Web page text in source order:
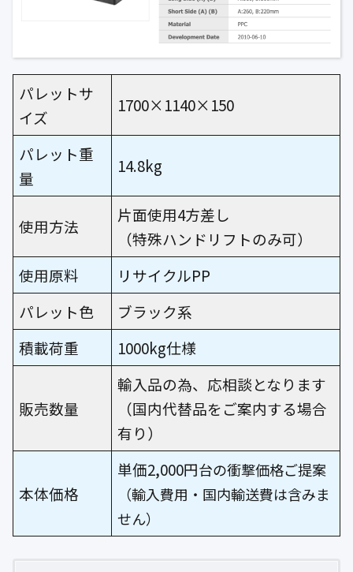
パレットサ
イズ
1700×1140×150
パレット重
量
14.8kg
使用方法
片面使用4方差し
（特殊ハンドリフトのみ可）
使用原料
リサイクルPP
パレット色
ブラック系
積載荷重
1000kg仕様
販売数量
輸入品の為、応相談となります
（国内代替品をご案内する場合
有り）
本体価格
単価2,000円台の衝撃価格ご提案
（輸入費用・国内輸送費は含みま
せん）